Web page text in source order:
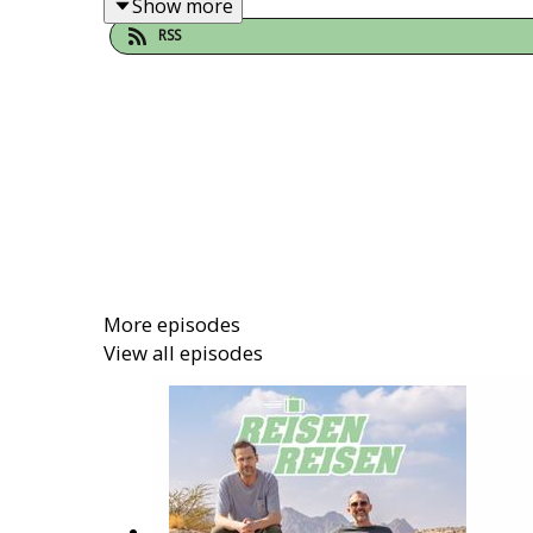
—
Foto-Credit: Thomas RabschInstagram
Mehr Reisen Reisen gibt es beiInstagram
Abboniere unseren Blog unterreisenreisen.info
Show more
RSS
More episodes
View all episodes